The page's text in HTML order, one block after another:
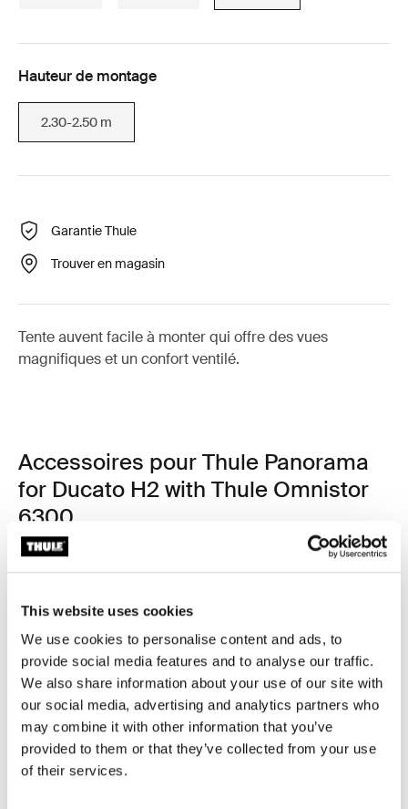
This website uses cookies
We use cookies to personalise content and ads, to
provide social media features and to analyse our traffic.
We also share information about your use of our site with
our social media, advertising and analytics partners who
may combine it with other information that you’ve
provided to them or that they’ve collected from your use
of their services.
Hauteur de montage
2.30-2.50 m
Garantie Thule
Trouver en magasin
Tente auvent facile à monter qui offre des vues
magnifiques et un confort ventilé.
Accessoires pour Thule Panorama
for Ducato H2 with Thule Omnistor
6300